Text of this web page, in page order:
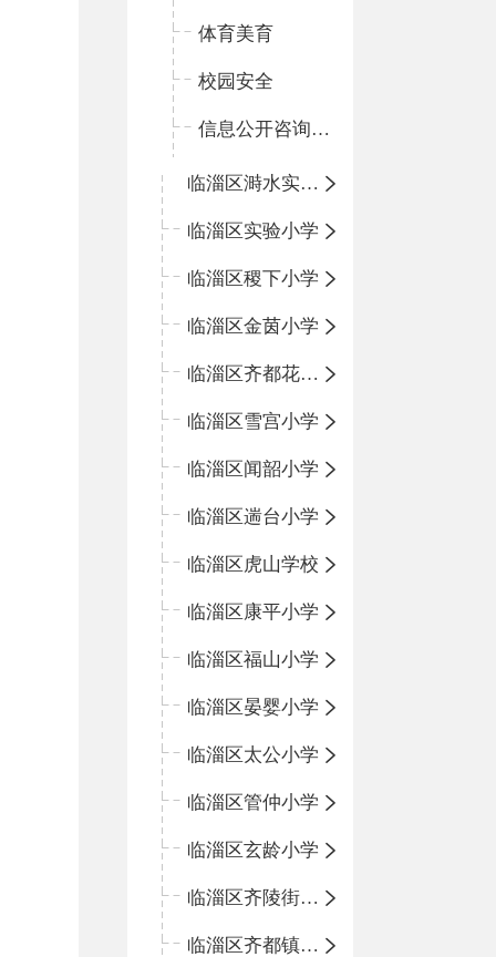
体育美育
校园安全
信息公开咨询指南
临淄区溡水实验学校
临淄区实验小学
临淄区稷下小学
临淄区金茵小学
临淄区齐都花园小学
临淄区雪宫小学
临淄区闻韶小学
临淄区遄台小学
临淄区虎山学校
临淄区康平小学
临淄区福山小学
临淄区晏婴小学
临淄区太公小学
临淄区管仲小学
临淄区玄龄小学
临淄区齐陵街道中心学校
临淄区齐都镇中心学校